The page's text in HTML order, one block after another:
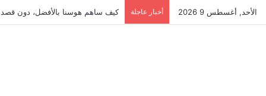
الأحد, أغسطس 9 2026 أخبار عاجلة العملاء واختياراتهم لمنتجات